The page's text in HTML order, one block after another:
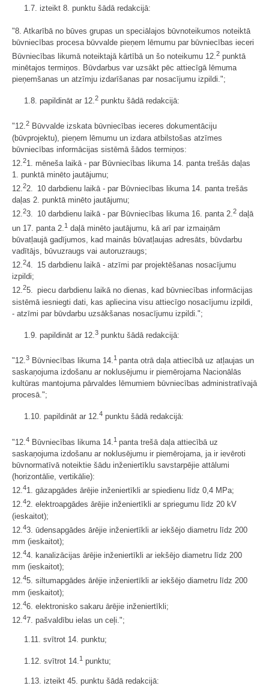
1.7. izteikt 8. punktu šādā redakcijā:
"8. Atkarībā no būves grupas un speciālajos būvnoteikumos noteiktā
būvniecības procesa būvvalde pieņem lēmumu par būvniecības ieceri
Būvniecības likumā noteiktajā kārtībā un šo noteikumu 12. 2 punktā
minētajos termiņos. Būvdarbus var uzsākt pēc attiecīgā lēmuma
pieņemšanas un atzīmju izdarīšanas par nosacījumu izpildi.";
1.8. papildināt ar 12.2 punktu šādā redakcijā:
"12.2 Būvvalde izskata būvniecības ieceres dokumentāciju
(būvprojektu), pieņem lēmumu un izdara atbilstošas atzīmes
būvniecības informācijas sistēmā šādos termiņos:
12. 21. mēneša laikā - par Būvniecības likuma 14. panta trešās daļas
1. punktā minēto jautājumu;
12.22. 10 darbdienu laikā - par Būvniecības likuma 14. panta trešās
daļas 2. punktā minēto jautājumu;
12.23. 10 darbdienu laikā - par Būvniecības likuma 16. panta 2.2 daļā
un 17. panta 2. 1 daļā minēto jautājumu, kā arī par izmaiņām
būvatļaujā gadījumos, kad mainās būvatļaujas adresāts, būvdarbu
vadītājs, būvuzraugs vai autoruzraugs;
12.24. 15 darbdienu laikā - atzīmi par projektēšanas nosacījumu
izpildi;
12.25. piecu darbdienu laikā no dienas, kad būvniecības informācijas
sistēmā iesniegti dati, kas apliecina visu attiecīgo nosacījumu izpildi,
- atzīmi par būvdarbu uzsākšanas nosacījumu izpildi.";
1.9. papildināt ar 12. 3 punktu šādā redakcijā:
"12.3 Būvniecības likuma 14.1 panta otrā daļa attiecībā uz atļaujas un
saskaņojuma izdošanu ar noklusējumu ir piemērojama Nacionālās
kultūras mantojuma pārvaldes lēmumiem būvniecības administratīvajā
procesā.";
1.10. papildināt ar 12.4 punktu šādā redakcijā:
"12. 4 Būvniecības likuma 14. 1 panta trešā daļa attiecībā uz
saskaņojuma izdošanu ar noklusējumu ir piemērojama, ja ir ievēroti
būvnormatīvā noteiktie šādu inženiertīklu savstarpējie attālumi
(horizontālie, vertikālie):
12.41. gāzapgādes ārējie inženiertīkli ar spiedienu līdz 0,4 MPa;
12.42. elektroapgādes ārējie inženiertīkli ar spriegumu līdz 20 kV
(ieskaitot);
12. 43. ūdensapgādes ārējie inženiertīkli ar iekšējo diametru līdz 200
mm (ieskaitot);
12.44. kanalizācijas ārējie inženiertīkli ar iekšējo diametru līdz 200
mm (ieskaitot);
12.45. siltumapgādes ārējie inženiertīkli ar iekšējo diametru līdz 200
mm (ieskaitot);
12. 46. elektronisko sakaru ārējie inženiertīkli;
12.47. pašvaldību ielas un ceļi.";
1.11. svītrot 14. punktu;
1.12. svītrot 14.1 punktu;
1.13. izteikt 45. punktu šādā redakcijā: